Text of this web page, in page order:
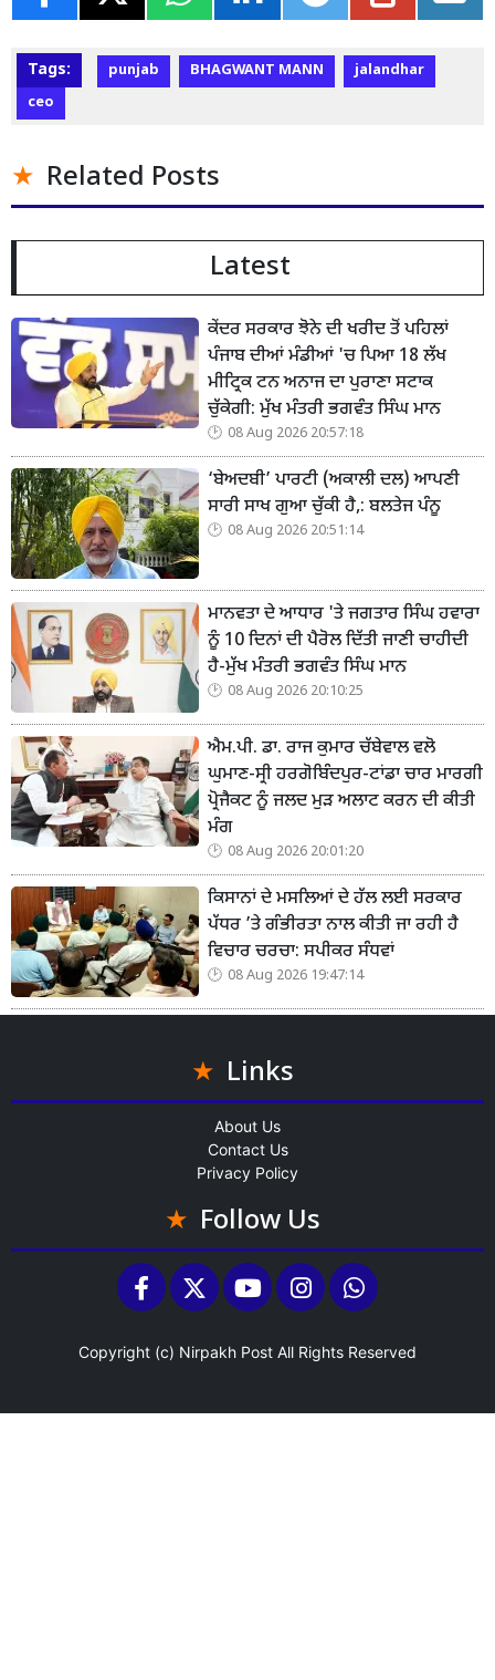
Tags: punjab BHAGWANT MANN
jalandhar
ceo
Related Posts
Latest
ਕੇਂਦਰ ਸਰਕਾਰ ਝੋਨੇ ਦੀ ਖਰੀਦ ਤੋਂ ਪਹਿਲਾਂ
ਪੰਜਾਬ ਦੀਆਂ ਮੰਡੀਆਂ 'ਚ ਪਿਆ 18 ਲੱਖ
ਮੀਟ੍ਰਿਕ ਟਨ ਅਨਾਜ ਦਾ ਪੁਰਾਣਾ ਸਟਾਕ
ਚੁੱਕੇਗੀ: ਮੁੱਖ ਮੰਤਰੀ ਭਗਵੰਤ ਸਿੰਘ ਮਾਨ
08 Aug 2026 20:57:18
‘ਬੇਅਦਬੀ’ ਪਾਰਟੀ (ਅਕਾਲੀ ਦਲ) ਆਪਣੀ
ਸਾਰੀ ਸਾਖ ਗੁਆ ਚੁੱਕੀ ਹੈ,: ਬਲਤੇਜ ਪੰਨੂ
08 Aug 2026 20:51:14
ਮਾਨਵਤਾ ਦੇ ਆਧਾਰ 'ਤੇ ਜਗਤਾਰ ਸਿੰਘ ਹਵਾਰਾ
ਨੂੰ 10 ਦਿਨਾਂ ਦੀ ਪੈਰੋਲ ਦਿੱਤੀ ਜਾਣੀ ਚਾਹੀਦੀ
ਹੈ-ਮੁੱਖ ਮੰਤਰੀ ਭਗਵੰਤ ਸਿੰਘ ਮਾਨ
08 Aug 2026 20:10:25
ਐਮ.ਪੀ. ਡਾ. ਰਾਜ ਕੁਮਾਰ ਚੱਬੇਵਾਲ ਵਲੋ
ਘੁਮਾਣ-ਸ੍ਰੀ ਹਰਗੋਬਿੰਦਪੁਰ-ਟਾਂਡਾ ਚਾਰ ਮਾਰਗੀ
ਪ੍ਰੋਜੈਕਟ ਨੂੰ ਜਲਦ ਮੁੜ ਅਲਾਟ ਕਰਨ ਦੀ ਕੀਤੀ
ਮੰਗ
08 Aug 2026 20:01:20
ਕਿਸਾਨਾਂ ਦੇ ਮਸਲਿਆਂ ਦੇ ਹੱਲ ਲਈ ਸਰਕਾਰ
ਪੱਧਰ ’ਤੇ ਗੰਭੀਰਤਾ ਨਾਲ ਕੀਤੀ ਜਾ ਰਹੀ ਹੈ
ਵਿਚਾਰ ਚਰਚਾ: ਸਪੀਕਰ ਸੰਧਵਾਂ
08 Aug 2026 19:47:14
Links
About Us
Contact Us
Privacy Policy
Follow Us
Copyright (c) Nirpakh Post All Rights Reserved